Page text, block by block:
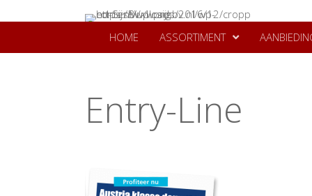
HOME ASSORTIMENT
Entry-Line